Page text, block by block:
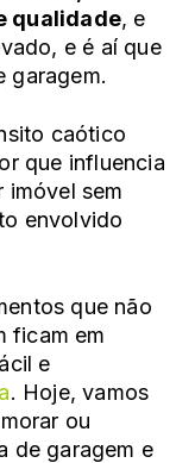
qualidade, e
e é aí que
garagem.
caótico
que influencia
imóvel sem
envolvido
que não
ficam em
e
. Hoje, vamos
ou
de garagem e